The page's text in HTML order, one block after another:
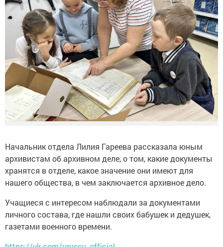
Начальник отдела Лилия Гареева рассказала юным
архивистам об архивном деле, о том, какие документы
хранятся в отделе, какое значение они имеют для
нашего общества, в чем заключается архивное дело.
Учащиеся с интересом наблюдали за документами
личного состава, где нашли своих бабушек и дедушек,
газетами военного времени.